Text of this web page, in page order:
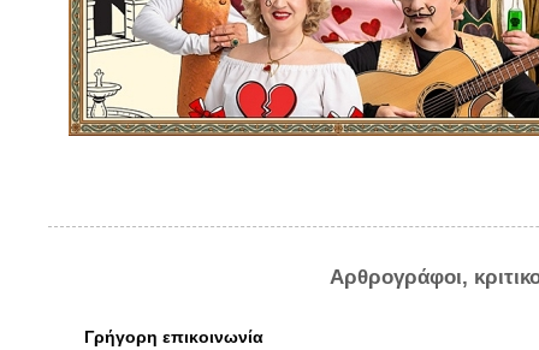
Αρθρογράφοι,
Γρήγορη επικοινωνία